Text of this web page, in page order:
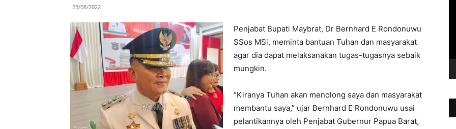
23/08/2022
Penjabat Bupati Maybrat, Dr Bernhard E Rondonuwu
SSos MSi, meminta bantuan Tuhan dan masyarakat
agar dia dapat melaksanakan tugas-tugasnya sebaik
mungkin.
“Kiranya Tuhan akan menolong saya dan masyarakat
membantu saya,” ujar Bernhard E Rondonuwu usai
pelantikannya oleh Penjabat Gubernur Papua Barat,